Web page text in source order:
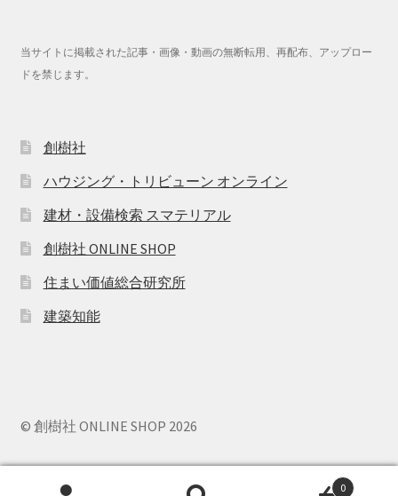
当サイトに掲載された記事・画像・動画の無断転用、再配布、アップロー
ドを禁じます。
創樹社
ハウジング・トリビューン オンライン
建材・設備検索 スマテリアル
創樹社 ONLINE SHOP
住まい価値総合研究所
建築知能
© 創樹社 ONLINE SHOP 2026
0